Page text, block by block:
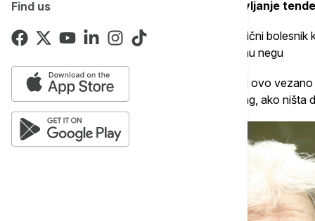
Find uspoboljšanje, nego privremeno zaustavljanje
Petronijević je istakao da je Karadžić hronični
dobre uslove i ima veoma lošu zdravstvenu negu
"Mi se borimo koliko možemo. Ako se reši ovo
bismo makar da ga (Karadžića) vrate u Hag, ako ništa